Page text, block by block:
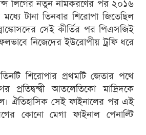
লিগের নতুন নামকরণের পর ২০১৬
টানা তিনবার শিরোপা জিতেছিল
সেই কীর্তির পর পিএসজিই
নিজেদের ইউরোপীয় ট্রফি ধরে
তিনটি শিরোপার প্রথমটি জেতার পথে
আতলেতিকো মাদ্রিদকে
ঐতিহাসিক সেই ফাইনালের পর এই
কোনো মেগা ফাইনাল পেনাল্টি